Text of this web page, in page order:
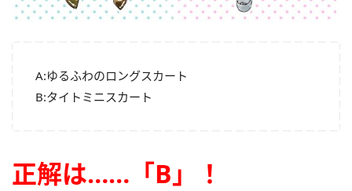
A:ゆるふわのロングスカート
B:タイトミニスカート
正解は…… 「B」！